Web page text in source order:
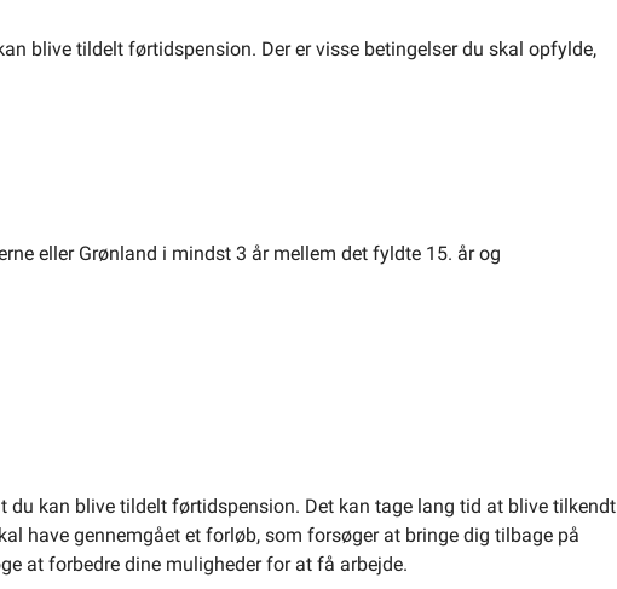
blive tildelt førtidspension. Der er visse betingelser du skal opfylde,
eller Grønland i mindst 3 år mellem det fyldte 15. år og
du kan blive tildelt førtidspension. Det kan tage lang tid at blive tilkendt
have gennemgået et forløb, som forsøger at bringe dig tilbage på
at forbedre dine muligheder for at få arbejde.